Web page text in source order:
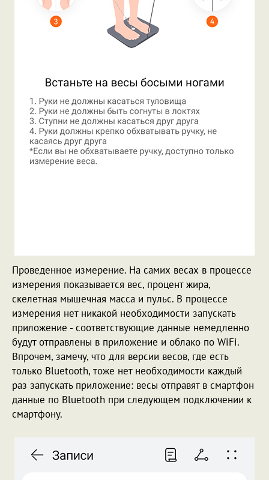
Проведенное измерение. На самих весах в процессе
измерения показывается вес, процент жира,
скелетная мышечная масса и пульс. В процессе
измерения нет никакой необходимости запускать
приложение - соответствующие данные немедленно
будут отправлены в приложение и облако по WiFi.
Впрочем, замечу, что для версии весов, где есть
только Bluetooth, тоже нет необходимости каждый
раз запускать приложение: весы отправят в смартфон
данные по Bluetooth при следующем подключении к
смартфону.